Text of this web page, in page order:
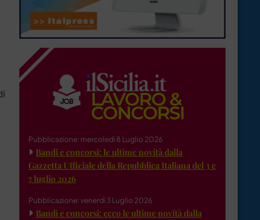
Pubblicazione: mercoledì 8 Luglio 2026
Bandi e concorsi: le ultime novità dalla
Gazzetta Ufficiale della Repubblica Italiana del 3 e
7 luglio 2026
Pubblicazione: venerdì 3 Luglio 2026
Bandi e concorsi: ecco le ultime novità dalla